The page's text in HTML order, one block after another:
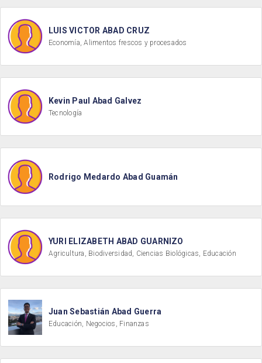
LUIS VICTOR ABAD CRUZ
Economía, Alimentos frescos y procesados
Kevin Paul Abad Galvez
Tecnología
Rodrigo Medardo Abad Guamán
YURI ELIZABETH ABAD GUARNIZO
Agricultura, Biodiversidad, Ciencias Biológicas, Educación
Juan Sebastián Abad Guerra
Educación, Negocios, Finanzas